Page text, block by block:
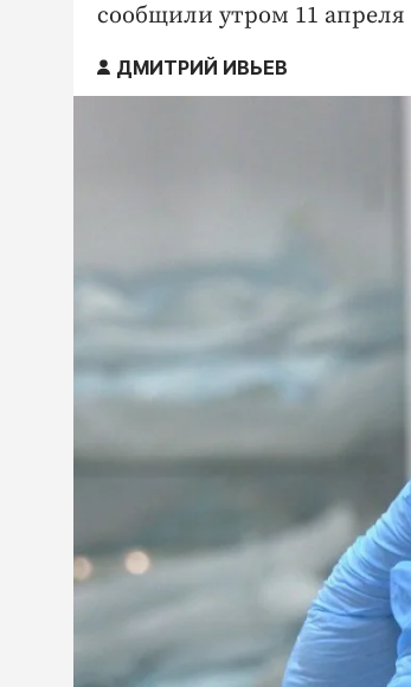
сообщили утром 11
ДМИТРИЙ ИВЬЕВ